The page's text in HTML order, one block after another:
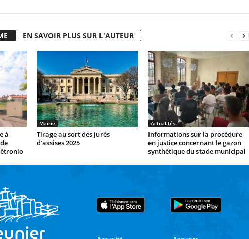
EN SAVOIR PLUS SUR L'AUTEUR
à
Mairie
Tirage au sort des jurés
d’assises 2025
Actualités
Informations sur la procédure
en justice concernant le gazon
synthétique du stade municipal